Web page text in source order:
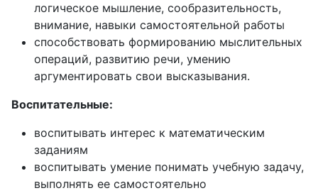
логическое мышление, сообразительность,
внимание, навыки самостоятельной работы
способствовать формированию мыслительных
операций, развитию речи, умению
аргументировать свои высказывания.
Воспитательные:
воспитывать интерес к математическим
заданиям
воспитывать умение понимать учебную задачу,
выполнять ее самостоятельно